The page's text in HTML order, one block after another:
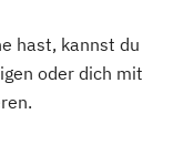
BGM®
hast, kannst du
oder dich mit